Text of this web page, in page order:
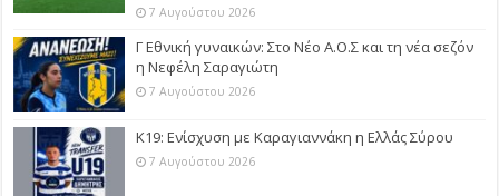
7 Αυγούστου 2026
Γ Εθνική γυναικών: Στο Νέο Α.Ο.Σ και τη νέα σεζόν
η Νεφέλη Σαραγιώτη
7 Αυγούστου 2026
Κ19: Ενίσχυση με Καραγιαννάκη η Ελλάς Σύρου
7 Αυγούστου 2026